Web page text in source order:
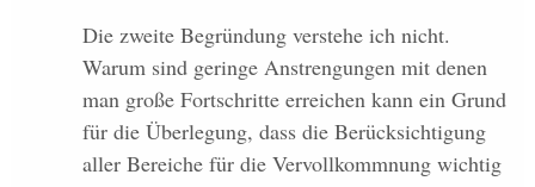
Die zweite Begründung verstehe ich nicht.
Warum sind geringe Anstrengungen mit denen
man große Fortschritte erreichen kann ein Grund
für die Überlegung, dass die Berücksichtigung
aller Bereiche für die Vervollkommnung wichtig